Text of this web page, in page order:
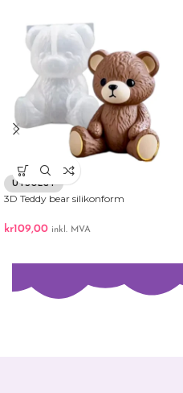
UTSOLGT
3D Teddy bear silikonform
kr109,00 inkl. MVA